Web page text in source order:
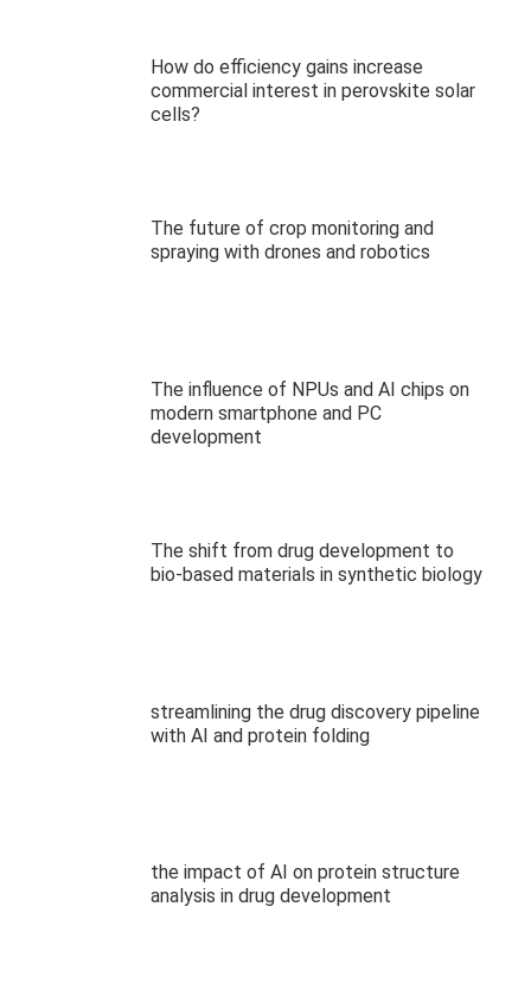
How do efficiency gains increase
commercial interest in perovskite solar
cells?
The future of crop monitoring and
spraying with drones and robotics
The influence of NPUs and AI chips on
modern smartphone and PC
development
The shift from drug development to
bio-based materials in synthetic biology
streamlining the drug discovery pipeline
with AI and protein folding
the impact of AI on protein structure
analysis in drug development